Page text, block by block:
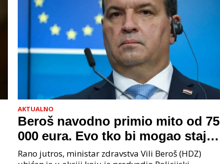
AKTUALNO
Beroš navodno primio mito od 75
000 eura. Evo tko bi mogao stajati
na čelu zločinačkog udruženja
Rano jutros, ministar zdravstva Vili Beroš (HDZ)